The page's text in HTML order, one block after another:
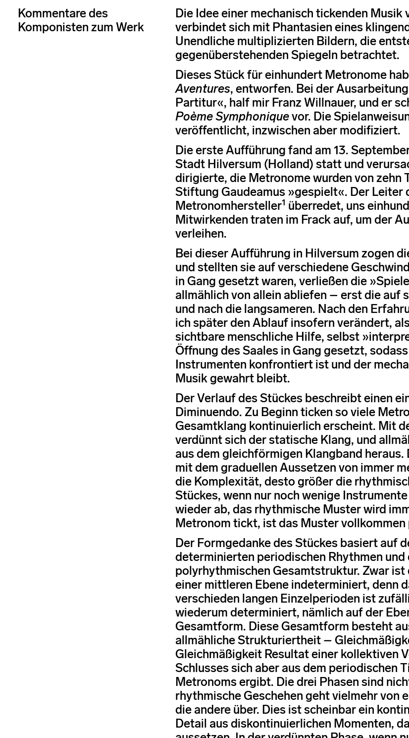
Kommentare des
Komponisten zum Werk
Die Idee einer mechanisch tickenden
verbindet sich mit Phantasien eines
Unendliche multiplizierten Bildern, die
gegenüberstehenden Spiegeln betrachtet.
Dieses Stück für einhundert Metronome
Aventures, entworfen. Bei der
Partitur«, half mir Franz Willnauer, und er
Poème Symphoniquevor. Die
veröffentlicht, inzwischen aber modifiziert.
Die erste Aufführung fand am 13.
Stadt Hilversum (Holland) statt und
dirigierte, die Metronome wurden von zehn
Stiftung Gaudeamus »gespielt«. Der
Metronomhersteller1 überredet, uns
Mitwirkenden traten im Frack auf, um der
verleihen.
Bei dieser Aufführung in Hilversum zogen
und stellten sie auf verschiedene
in Gang gesetzt waren, verließen die
allmählich von allein abliefen – erst die auf
und nach die langsameren. Nach den
ich später den Ablauf insofern verändert,
sichtbare menschliche Hilfe, selbst
Öffnung des Saales in Gang gesetzt,
Instrumenten konfrontiert ist und der
Musik gewahrt bleibt.
Der Verlauf des Stückes beschreibt einen
Diminuendo. Zu Beginn ticken so viele
Gesamtklang kontinuierlich erscheint. Mit
verdünnt sich der statische Klang, und
aus dem gleichförmigen Klangband
mit dem graduellen Aussetzen von immer
die Komplexität, desto größer die
Stückes, wenn nur noch wenige
wieder ab, das rhythmische Muster wird
Metronom tickt, ist das Muster vollkommen
Der Formgedanke des Stückes basiert auf
determinierten periodischen Rhythmen
polyrhythmischen Gesamtstruktur. Zwar
einer mittleren Ebene indeterminiert, denn
verschieden langen Einzelperioden ist
wiederum determiniert, nämlich auf der
Gesamtform. Diese Gesamtform besteht
allmähliche Strukturiertheit –
Gleichmäßigkeit Resultat einer kollektiven
Schlusses sich aber aus dem periodischen
Metronoms ergibt. Die drei Phasen sind
rhythmische Geschehen geht vielmehr von
die andere über. Dies ist scheinbar ein
Detail aus diskontinuierlichen Momenten,